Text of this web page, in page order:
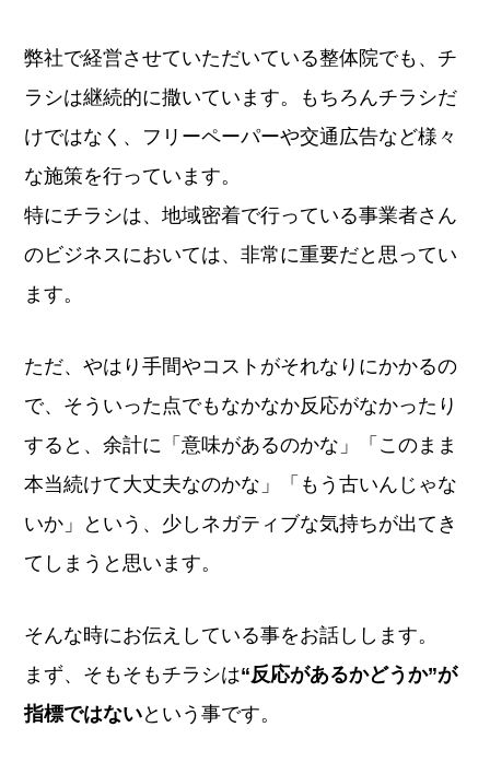
弊社で経営させていただいている整体院でも、チ
ラシは継続的に撒いています。もちろんチラシだ
けではなく、フリーペーパーや交通広告など様々
な施策を行っています。
特にチラシは、地域密着で行っている事業者さん
のビジネスにおいては、非常に重要だと思ってい
ます。
ただ、やはり手間やコストがそれなりにかかるの
で、そういった点でもなかなか反応がなかったり
すると、余計に「意味があるのかな」「このまま
本当続けて大丈夫なのかな」「もう古いんじゃな
いか」という、少しネガティブな気持ちが出てき
てしまうと思います。
そんな時にお伝えしている事をお話しします。
まず、そもそもチラシは“反応があるかどうか”が
指標ではないという事です。